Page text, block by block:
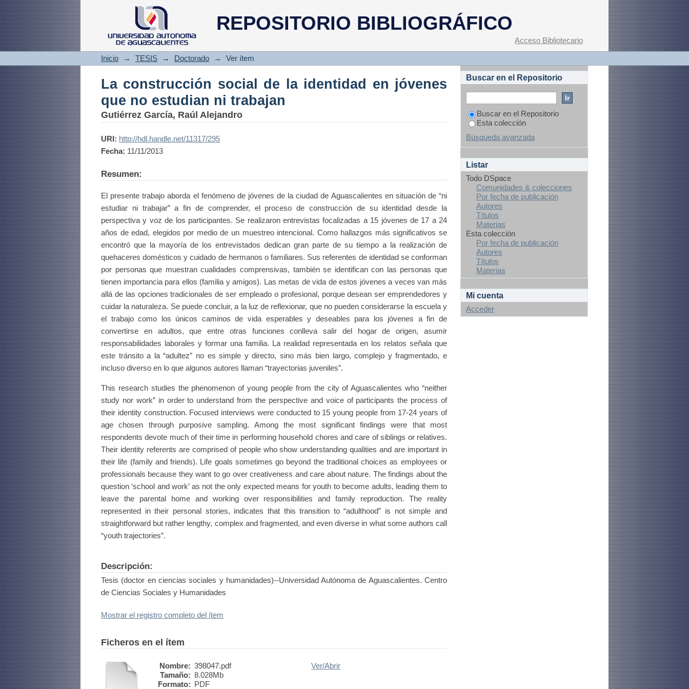
REPOSITORIO BIBLIOGRÁFICO
La construcción social de la identidad en jóvenes que no estudian ni
trabajan
Acceso Bibliotecario
Inicio → TESIS → Doctorado → Ver ítem
La construcción social de la identidad en jóvenes
que no estudian ni trabajan
Gutiérrez García, Raúl Alejandro
URI: http://hdl.handle.net/11317/295
Fecha: 11/11/2013
Resumen:
El presente trabajo aborda el fenómeno de jóvenes de la ciudad de Aguascalientes en situación de “ni
estudiar ni trabajar” a fin de comprender, el proceso de construcción de su identidad desde la
perspectiva y voz de los participantes. Se realizaron entrevistas focalizadas a 15 jóvenes de 17 a 24
años de edad, elegidos por medio de un muestreo intencional. Como hallazgos más significativos se
encontró que la mayoría de los entrevistados dedican gran parte de su tiempo a la realización de
quehaceres domésticos y cuidado de hermanos o familiares. Sus referentes de identidad se conforman
por personas que muestran cualidades comprensivas, también se identifican con las personas que
tienen importancia para ellos (familia y amigos). Las metas de vida de estos jóvenes a veces van más
allá de las opciones tradicionales de ser empleado o profesional, porque desean ser emprendedores y
cuidar la naturaleza. Se puede concluir, a la luz de reflexionar, que no pueden considerarse la escuela y
el trabajo como los únicos caminos de vida esperables y deseables para los jóvenes a fin de
convertirse en adultos, que entre otras funciones conlleva salir del hogar de origen, asumir
responsabilidades laborales y formar una familia. La realidad representada en los relatos señala que
este tránsito a la “adultez” no es simple y directo, sino más bien largo, complejo y fragmentado, e
incluso diverso en lo que algunos autores llaman “trayectorias juveniles”.
This research studies the phenomenon of young people from the city of Aguascalientes who “neither
study nor work” in order to understand from the perspective and voice of participants the process of
their identity construction. Focused interviews were conducted to 15 young people from 17-24 years of
age chosen through purposive sampling. Among the most significant findings were that most
respondents devote much of their time in performing household chores and care of siblings or relatives.
Their identity referents are comprised of people who show understanding qualities and are important in
their life (family and friends). Life goals sometimes go beyond the traditional choices as employees or
professionals because they want to go over creativeness and care about nature. The findings about the
question ‘school and work’ as not the only expected means for youth to become adults, leading them to
leave the parental home and working over responsibilities and family reproduction. The reality
represented in their personal stories, indicates that this transition to “adulthood” is not simple and
straightforward but rather lengthy, complex and fragmented, and even diverse in what some authors call
“youth trajectories”.
Descripción:
Tesis (doctor en ciencias sociales y humanidades)--Universidad Autónoma de Aguascalientes. Centro
de Ciencias Sociales y Humanidades
Mostrar el registro completo del ítem
Ficheros en el ítem
Nombre: 398047.pdf
Tamaño: 8.028Mb
Formato: PDF
Ver/Abrir
Buscar en el Repositorio
Buscar en el Repositorio
Esta colección
Búsqueda avanzada
Listar
Todo DSpace
Comunidades & colecciones
Por fecha de publicación
Autores
Títulos
Materias
Esta colección
Por fecha de publicación
Autores
Títulos
Materias
Mi cuenta
Acceder